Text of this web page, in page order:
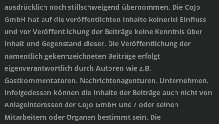
ausdrücklich noch stillschweigend übernommen. Die CoJo
GmbH hat auf die veröffentlichten Inhalte keinerlei Einfluss
und vor Veröffentlichung der Beiträge keine Kenntnis über
Inhalt und Gegenstand dieser. Die Veröffentlichung der
namentlich gekennzeichneten Beiträge erfolgt
eigenverantwortlich durch Autoren wie z.B.
Gastkommentatoren, Nachrichtenagenturen, Unternehmen.
Infolgedessen können die Inhalte der Beiträge auch nicht von
Anlageinteressen der CoJo GmbH und / oder seinen
Mitarbeitern oder Organen bestimmt sein. Die